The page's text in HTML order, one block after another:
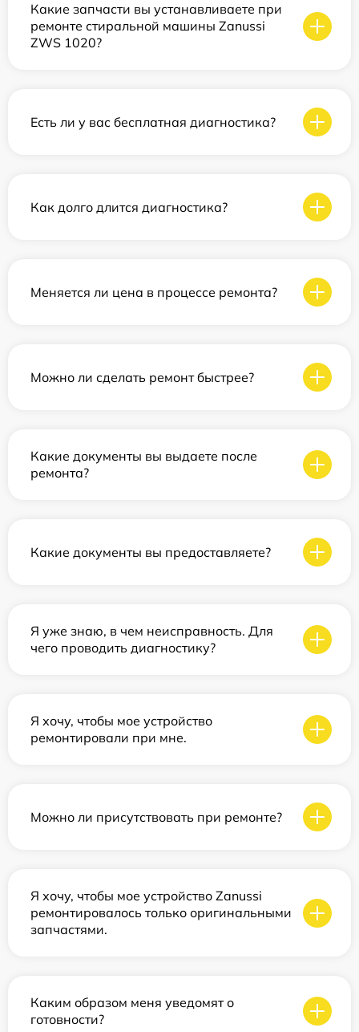
Какие запчасти вы устанавливаете при
ремонте стиральной машины Zanussi
ZWS 1020?
Есть ли у вас бесплатная диагностика?
Как долго длится диагностика?
Меняется ли цена в процессе ремонта?
Можно ли сделать ремонт быстрее?
Какие документы вы выдаете после
ремонта?
Какие документы вы предоставляете?
Я уже знаю, в чем неисправность. Для
чего проводить диагностику?
Я хочу, чтобы мое устройство
ремонтировали при мне.
Можно ли присутствовать при ремонте?
Я хочу, чтобы мое устройство Zanussi
ремонтировалось только оригинальными
запчастями.
Каким образом меня уведомят о
готовности?